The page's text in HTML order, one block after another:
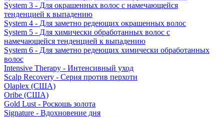
System 3 - Для окрашенных волос с намечающейся
тенденцией к выпадению
System 4 - Для заметно редеющих окрашенных волос
System 5 - Для химически обработанных волос с
намечающейся тенденцией к выпадению
System 6 - Для заметно редеющих химически обработанных
волос
Intensive Therapy - Интенсивный уход
Scalp Recovery - Серия против перхоти
Olaplex (США)
Oribe (США)
Gold Lust - Роскошь золота
Signature - Вдохновение дня